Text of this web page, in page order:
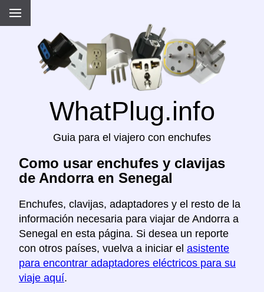
WhatPlug.info
Guia para el viajero con enchufes
Como usar enchufes y clavijas
de Andorra en Senegal
Enchufes, clavijas, adaptadores y el resto de la
información necesaria para viajar de Andorra a
Senegal en esta página. Si desea un reporte
con otros países, vuelva a iniciar el asistente
para encontrar adaptadores eléctricos para su
viaje aquí.